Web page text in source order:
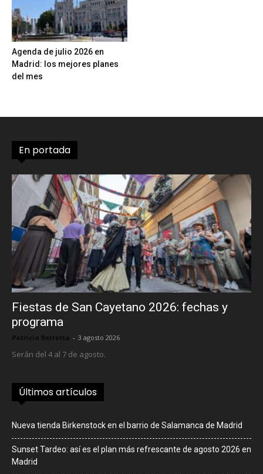
Agenda de julio 2026 en
Madrid: los mejores planes
del mes
En portada
Fiestas de San Cayetano 2026: fechas y
programa
Patricia Berretta - 3 agosto 2026
Serán del 4 al 7 de agosto.
Últimos artículos
Nueva tienda Birkenstock en el barrio de Salamanca de Madrid
Sunset Tardeo: así es el plan más refrescante de agosto 2026 en
Madrid